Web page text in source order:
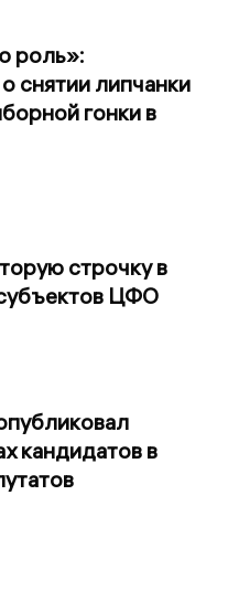
роль»:
снятии липчанки
гонки в
строчку в
ЦФО
кандидатов в